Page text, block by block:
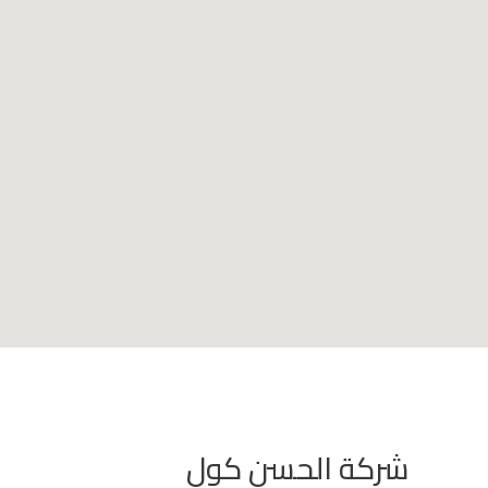
شركة الحسن كول